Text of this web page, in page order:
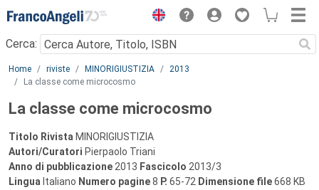
Menu
Cerca:
Main content
Home riviste MINORIGIUSTIZIA
2013
La classe come microcosmo
La classe come microcosmo
Titolo Rivista MINORIGIUSTIZIA
Autori/Curatori Pierpaolo Triani
Anno di pubblicazione 2013 Fascicolo 2013/3
Lingua Italiano Numero pagine8 P. 65-72 Dimensione file668 KB